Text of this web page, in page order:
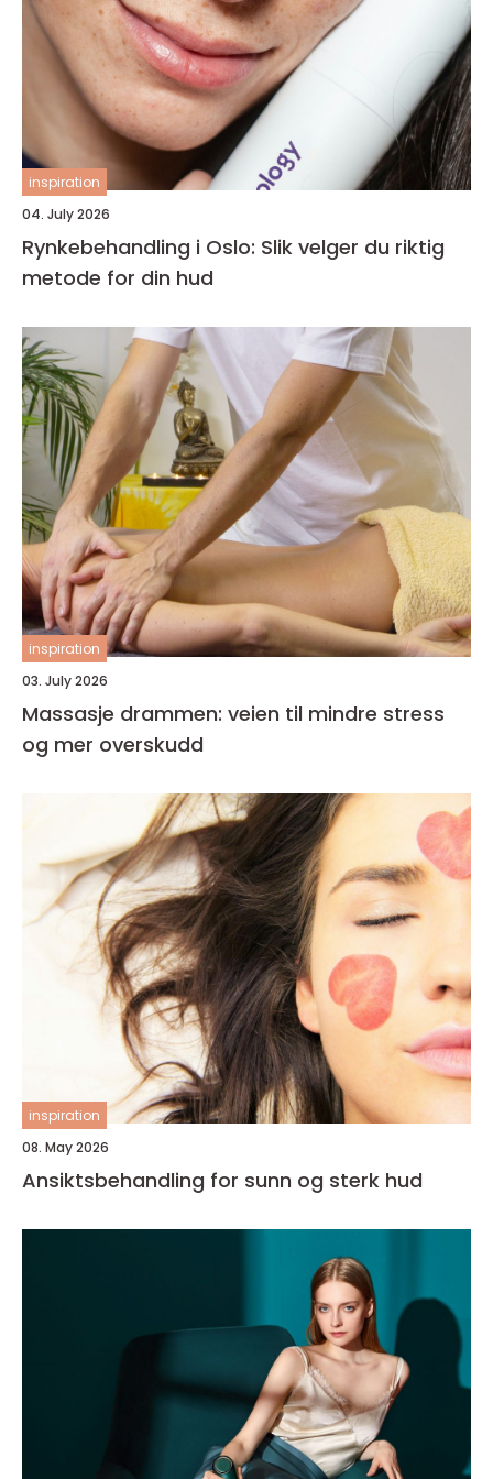
inspiration
04. July 2026
Rynkebehandling i Oslo: Slik velger du riktig
metode for din hud
inspiration
03. July 2026
Massasje drammen: veien til mindre stress
og mer overskudd
inspiration
08. May 2026
Ansiktsbehandling for sunn og sterk hud